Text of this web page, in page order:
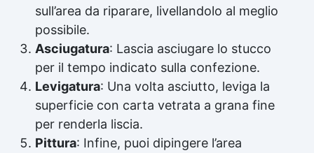
sull’area da riparare, livellandolo al meglio
possibile.
Asciugatura: Lascia asciugare lo stucco
per il tempo indicato sulla confezione.
Levigatura: Una volta asciutto, leviga la
superficie con carta vetrata a grana fine
per renderla liscia.
Pittura: Infine, puoi dipingere l’area